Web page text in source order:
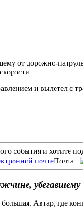
от дорожно-
и вылетел
события и хотите
Почта
Автар, где